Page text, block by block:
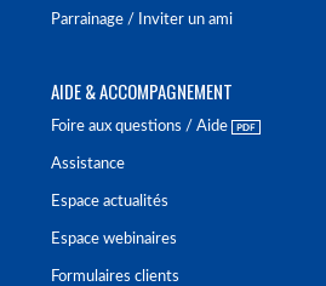
Parrainage / Inviter un ami
AIDE & ACCOMPAGNEMENT
Foire aux questions / Aide
Assistance
Espace actualités
Espace webinaires
Formulaires clients